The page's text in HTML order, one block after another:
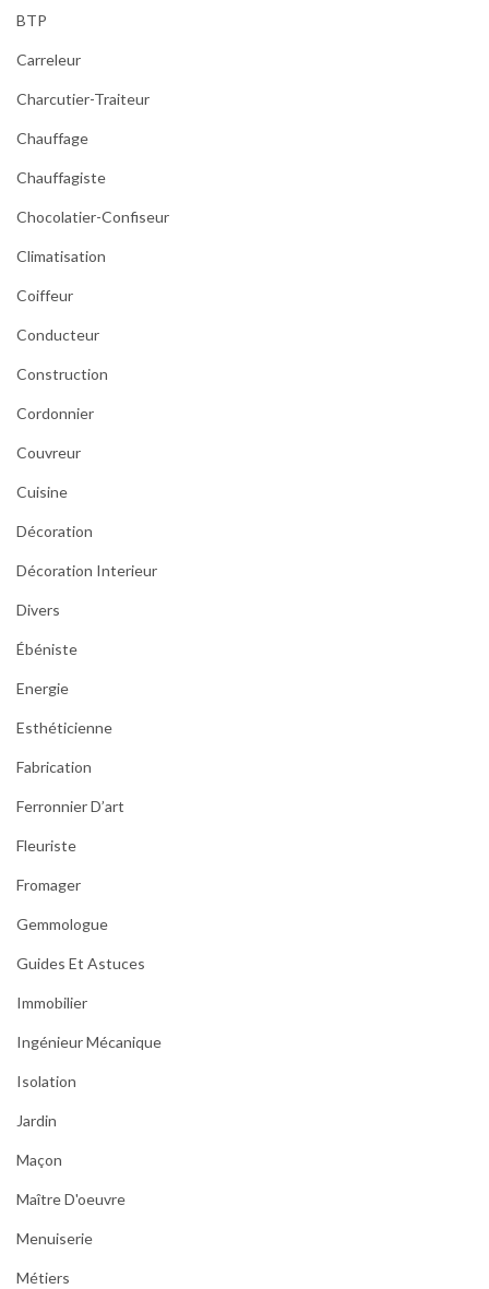
BTP
Carreleur
Charcutier-Traiteur
Chauffage
Chauffagiste
Chocolatier-Confiseur
Climatisation
Coiffeur
Conducteur
Construction
Cordonnier
Couvreur
Cuisine
Décoration
Décoration Interieur
Divers
Ébéniste
Energie
Esthéticienne
Fabrication
Ferronnier D’art
Fleuriste
Fromager
Gemmologue
Guides Et Astuces
Immobilier
Ingénieur Mécanique
Isolation
Jardin
Maçon
Maître D'oeuvre
Menuiserie
Métiers